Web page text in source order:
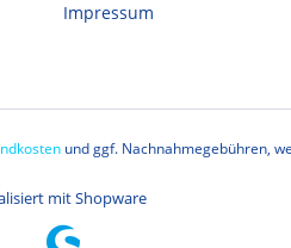
Impressum
und ggf. Nachnahmegebühren,
mit Shopware